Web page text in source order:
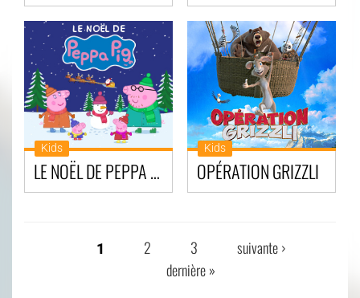
Kids
LE NOËL DE PEPPA PIG
Kids
OPÉRATION GRIZZLI
1 2 3
suivante ›
dernière »